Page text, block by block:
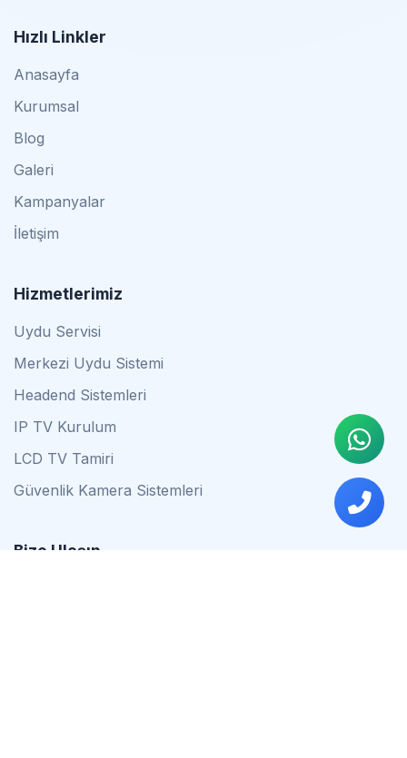
Hızlı Linkler
Anasayfa
Kurumsal
Blog
Galeri
Kampanyalar
İletişim
Hizmetlerimiz
Uydu Servisi
Merkezi Uydu Sistemi
Headend Sistemleri
IP TV Kurulum
LCD TV Tamiri
Güvenlik Kamera Sistemleri
Bize Ulaşın